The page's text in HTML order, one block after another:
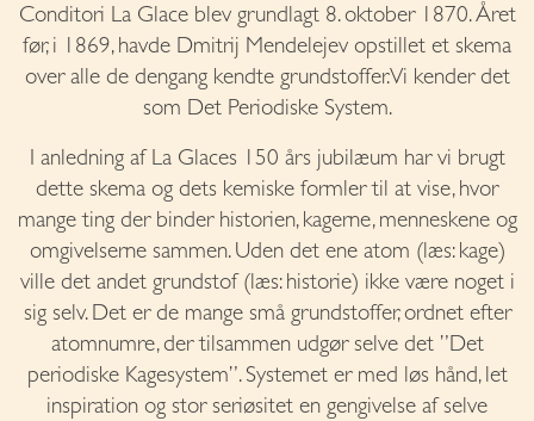
Conditori La Glace blev grundlagt 8. oktober 1870. Året
før, i 1869, havde Dmitrij Mendelejev opstillet et skema
over alle de dengang kendte grundstoffer. Vi kender det
som Det Periodiske System.
I anledning af La Glaces 150 års jubilæum har vi brugt
dette skema og dets kemiske formler til at vise, hvor
mange ting der binder historien, kagerne, menneskene og
omgivelserne sammen. Uden det ene atom (læs: kage)
ville det andet grundstof (læs: historie) ikke være noget i
sig selv. Det er de mange små grundstoffer, ordnet efter
atomnumre, der tilsammen udgør selve det ”Det
periodiske Kagesystem”. Systemet er med løs hånd, let
inspiration og stor seriøsitet en gengivelse af selve